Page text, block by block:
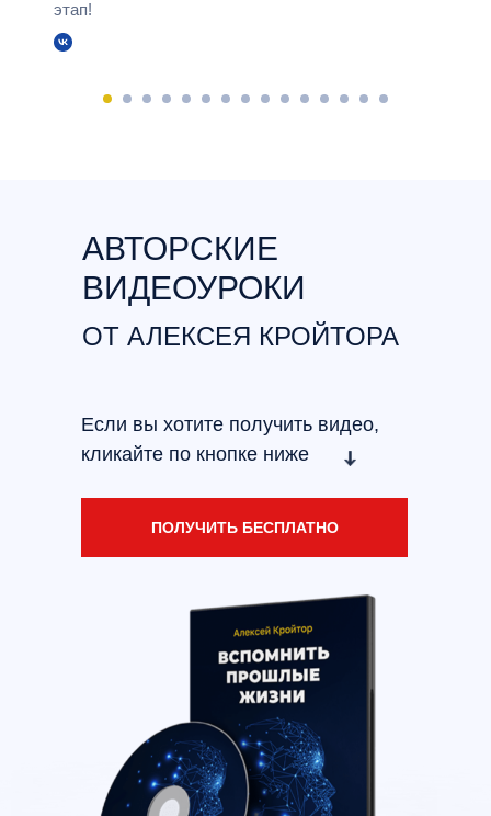
этап!
АВТОРСКИЕ
ВИДЕОУРОКИ
ОТ АЛЕКСЕЯ КРОЙТОРА
ПОЛУЧИТЬ БЕСПЛАТНО
Если вы хотите получить видео,
кликайте по кнопке ниже